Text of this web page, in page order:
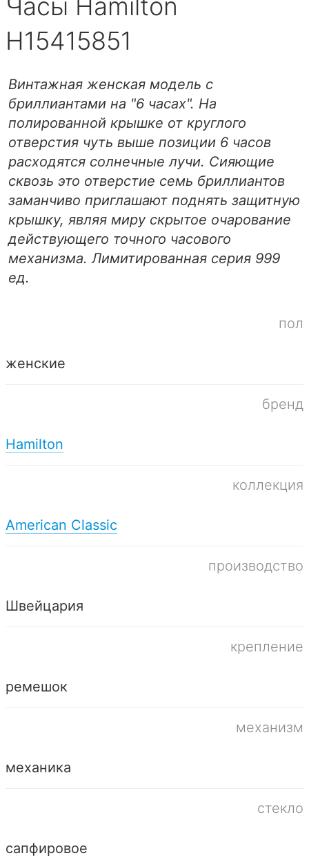
H15415851
Винтажная женская модель с
бриллиантами на "6 часах". На
полированной крышке от круглого
отверстия чуть выше позиции 6 часов
расходятся солнечные лучи. Сияющие
сквозь это отверстие семь бриллиантов
заманчиво приглашают поднять защитную
крышку, являя миру скрытое очарование
действующего точного часового
механизма. Лимитированная серия 999
ед.
пол
женские
бренд
Hamilton
коллекция
American Classic
производство
Швейцария
крепление
ремешок
механизм
механика
стекло
сапфировое